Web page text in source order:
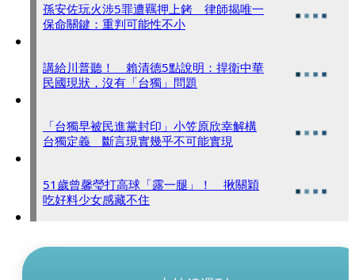
孫安佐玩火涉5罪遭羈押上銬 律師揭唯一
保命關鍵：重判可能性不小
講給川普聽！ 賴清德5點說明：捍衛中華
民國現狀，沒有「台獨」問題
「台獨早被民進黨封印」小笠原欣幸解構
台獨定義 斷言現實幾乎不可能實現
51歲曾馨瑩打高球「露一腿」！ 揪關穎
吃好料少女感藏不住